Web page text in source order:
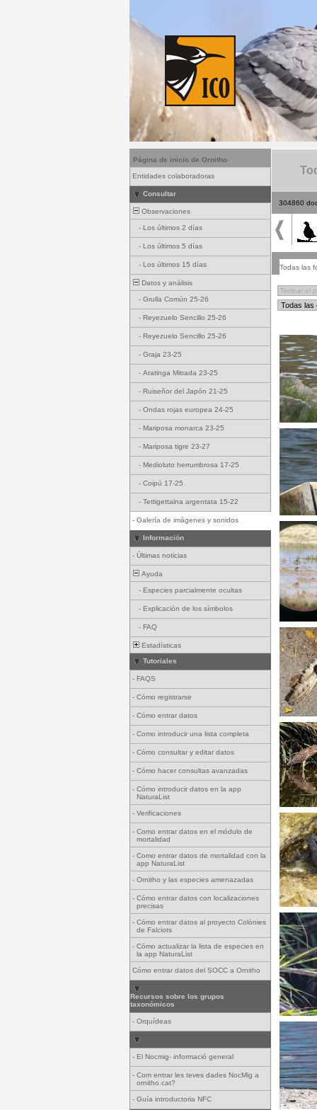
Página de inicio de Ornitho
Entidades colaboradoras
Consultar
Observaciones
- Los últimos 2 días
- Los últimos 5 días
- Los últimos 15 días
Datos y análisis
- Grulla Común 25-26
- Reyezuelo Sencillo 25-26
- Reyezuelo Sencillo 25-26
- Graja 23-25
- Aratinga Mitrada 23-25
- Ruiseñor del Japón 21-25
- Ondas rojas europea 24-25
- Mariposa monarca 23-25
- Mariposa tigre 23-27
- Medioluto herrumbrosa 17-25
- Coipú 17-25
- Tettigettalna argentata 15-22
- Galería de imágenes y sonidos
Información
- Últimas noticias
Ayuda
- Especies parcialmente ocultas
- Explicación de los símbolos
- FAQ
Estadísticas
Tutoriales
- FAQS
- Cómo registrarse
- Cómo entrar datos
- Como introducir una lista completa
- Cómo consultar y editar datos
- Cómo hacer consultas avanzadas
- Cómo introducir datos en la app
NaturaList
- Verificaciones
- Como entrar datos en el módulo de
mortalidad
- Como entrar datos de mortalidad con la
app NaturaList
- Ornitho y las especies amenazadas
- Cómo entrar datos con localizaciones
precisas
- Cómo entrar datos al proyecto Colònies
de Falciots
- Cómo actualizar la lista de especies en
la app NaturaList
Cómo entrar datos del SOCC a Ornitho
Recursos sobre los grupos
taxonómicos
- Orquídeas
- El Nocmig- informació general
- Com entrar les teves dades NocMig a
ornitho.cat?
- Guía introductoria NFC
304860
Todas las